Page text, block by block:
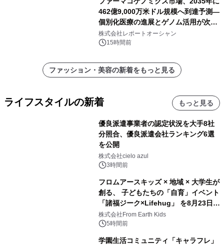
462億9,000万米ドル規模へ到達予測―
個別化医療の進展とゲノム活用が次世
代ヘルスケア投資を加速
株式会社レポートオーシャン
15時間前
ファッション・美容の新着をもっと見る
ライフスタイルの新着 もっと見る
優良派遣事業者の認定状況を大手8社
分照合、優良派遣会社ランキング6選
を公開
株式会社cielo azul
3時間前
フロムアースキッズ × 地域 × 大学生が
創る、 子どもたちの「自育」イベント
「諸福ジーク×Lifehug」 を8月23日
(日)開催
株式会社From Earth Kids
5時間前
学園生活コミュニティ「キャラフレ」